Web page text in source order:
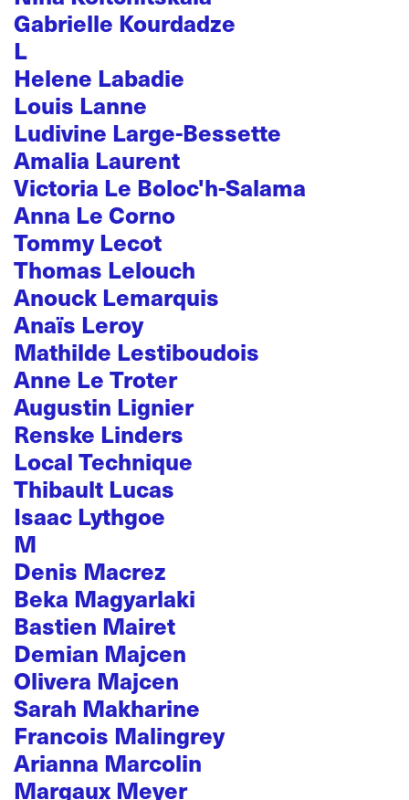
Gabrielle Kourdadze
L
Helene Labadie
Louis Lanne
Ludivine Large-Bessette
Amalia Laurent
Victoria Le Boloc'h-Salama
Anna Le Corno
Tommy Lecot
Thomas Lelouch
Anouck Lemarquis
Anaïs Leroy
Mathilde Lestiboudois
Anne Le Troter
Augustin Lignier
Renske Linders
Local Technique
Thibault Lucas
Isaac Lythgoe
M
Denis Macrez
Beka Magyarlaki
Bastien Mairet
Demian Majcen
Olivera Majcen
Sarah Makharine
Francois Malingrey
Arianna Marcolin
Margaux Meyer